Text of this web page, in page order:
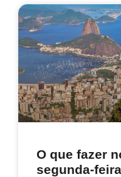
O que fazer
segunda-feira